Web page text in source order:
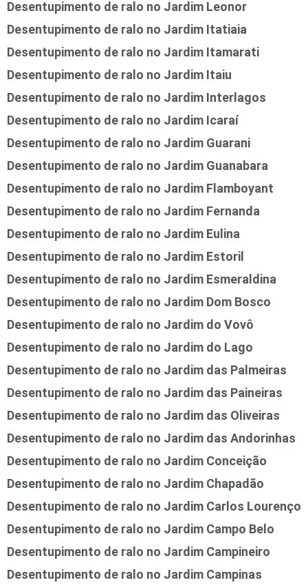
Desentupimento de ralo no Jardim Leonor
Desentupimento de ralo no Jardim Itatiaia
Desentupimento de ralo no Jardim Itamarati
Desentupimento de ralo no Jardim Itaiu
Desentupimento de ralo no Jardim Interlagos
Desentupimento de ralo no Jardim Icaraí
Desentupimento de ralo no Jardim Guarani
Desentupimento de ralo no Jardim Guanabara
Desentupimento de ralo no Jardim Flamboyant
Desentupimento de ralo no Jardim Fernanda
Desentupimento de ralo no Jardim Eulina
Desentupimento de ralo no Jardim Estoril
Desentupimento de ralo no Jardim Esmeraldina
Desentupimento de ralo no Jardim Dom Bosco
Desentupimento de ralo no Jardim do Vovô
Desentupimento de ralo no Jardim do Lago
Desentupimento de ralo no Jardim das Palmeiras
Desentupimento de ralo no Jardim das Paineiras
Desentupimento de ralo no Jardim das Oliveiras
Desentupimento de ralo no Jardim das Andorinhas
Desentupimento de ralo no Jardim Conceição
Desentupimento de ralo no Jardim Chapadão
Desentupimento de ralo no Jardim Carlos Lourenço
Desentupimento de ralo no Jardim Campo Belo
Desentupimento de ralo no Jardim Campineiro
Desentupimento de ralo no Jardim Campinas